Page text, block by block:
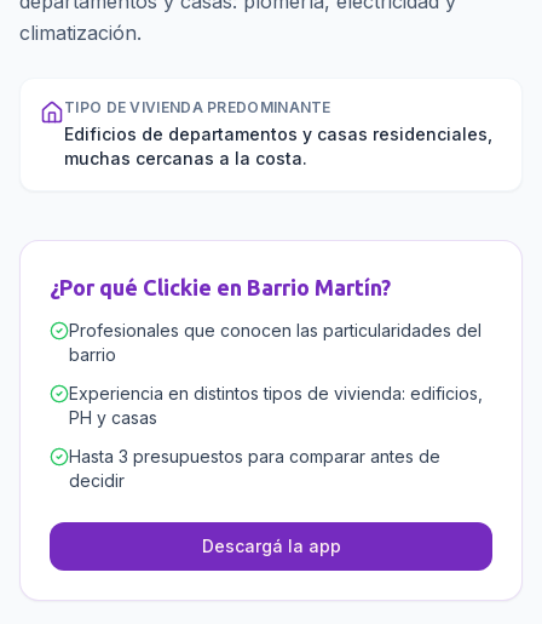
climatización.
TIPO DE VIVIENDA PREDOMINANTE
Edificios de departamentos y casas residenciales,
muchas cercanas a la costa.
¿Por qué Clickie en Barrio Martín?
Profesionales que conocen las particularidades del
barrio
Experiencia en distintos tipos de vivienda: edificios,
PH y casas
Hasta 3 presupuestos para comparar antes de
decidir
Descargá la app